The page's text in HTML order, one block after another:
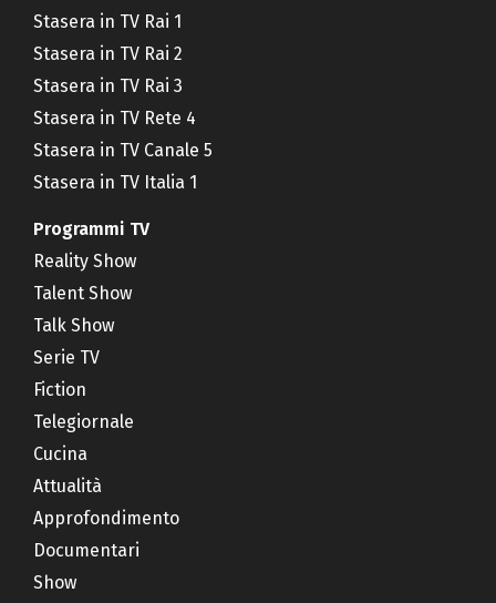
Stasera in TV Rai 1
Stasera in TV Rai 2
Stasera in TV Rai 3
Stasera in TV Rete 4
Stasera in TV Canale 5
Stasera in TV Italia 1
Programmi TV
Reality Show
Talent Show
Talk Show
Serie TV
Fiction
Telegiornale
Cucina
Attualità
Approfondimento
Documentari
Show